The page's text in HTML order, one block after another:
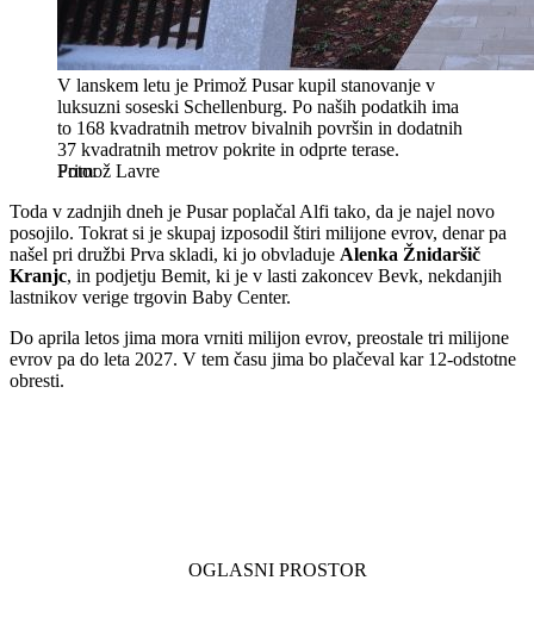
V lanskem letu je Primož Pusar kupil stanovanje v
luksuzni soseski Schellenburg. Po naših podatkih ima
to 168 kvadratnih metrov bivalnih površin in dodatnih
37 kvadratnih metrov pokrite in odprte terase.
Primož Lavre
Toda v zadnjih dneh je Pusar poplačal Alfi tako, da je najel novo
posojilo. Tokrat si je skupaj izposodil štiri milijone evrov, denar pa
našel pri družbi Prva skladi, ki jo obvladuje Alenka Žnidaršič
Kranjc, in podjetju Bemit, ki je v lasti zakoncev Bevk, nekdanjih
lastnikov verige trgovin Baby Center.
Do aprila letos jima mora vrniti milijon evrov, preostale tri milijone
evrov pa do leta 2027. V tem času jima bo plačeval kar 12-odstotne
obresti.